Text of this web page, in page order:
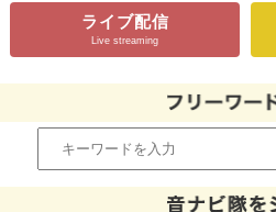
ライブ配信
Live streaming